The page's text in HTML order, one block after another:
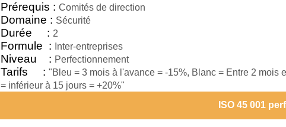
Prérequis : Comités de direction
Domaine : Sécurité
Durée : 2
Formule : Inter-entreprises
Niveau : Perfectionnement
Tarifs : "Bleu = 3 mois à l'avance = -15%, Blanc = Entre 2 mois
= inférieur à 15 jours = +20%"
ISO 45 001